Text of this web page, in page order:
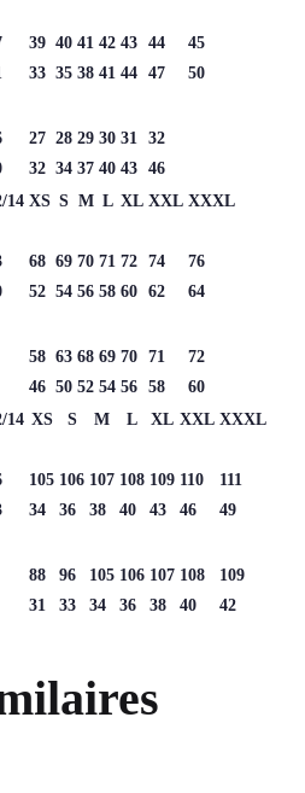
39 40 41 42 43 44
45
33 35 38 41 44 47
50
27 28 29 30 31
32
32 34 37 40 43 46
14 XS S M L XL XXL XXXL
68 69 70 71 72 74
76
52 54 56 58 60 62
64
58 63 68 69 70 71
72
46 50 52 54 56 58
60
14 XS S M L XL XXL XXXL
105 106 107 108 109 110
111
34 36 38 40 43 46
49
88 96 105 106 107 108
109
31 33 34 36 38 40 42